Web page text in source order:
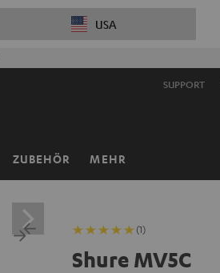
USA
SUPPORT
ZUBEHÖR MEHR
(1)
Shure MV5C